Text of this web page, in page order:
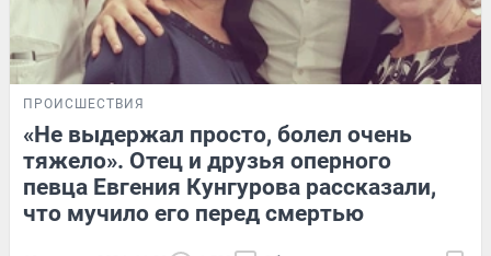
ПРОИСШЕСТВИЯ
«Не выдержал просто, болел очень
тяжело». Отец и друзья оперного
певца Евгения Кунгурова рассказали,
что мучило его перед смертью